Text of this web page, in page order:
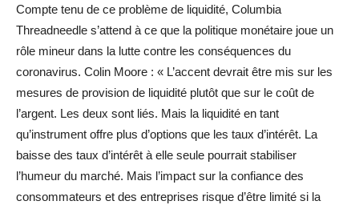
Compte tenu de ce problème de liquidité, Columbia
Threadneedle s’attend à ce que la politique monétaire joue un
rôle mineur dans la lutte contre les conséquences du
coronavirus. Colin Moore : « L’accent devrait être mis sur les
mesures de provision de liquidité plutôt que sur le coût de
l’argent. Les deux sont liés. Mais la liquidité en tant
qu’instrument offre plus d’options que les taux d’intérêt. La
baisse des taux d’intérêt à elle seule pourrait stabiliser
l’humeur du marché. Mais l’impact sur la confiance des
consommateurs et des entreprises risque d’être limité si la